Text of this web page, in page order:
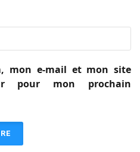
mon e-mail et mon site
pour mon prochain